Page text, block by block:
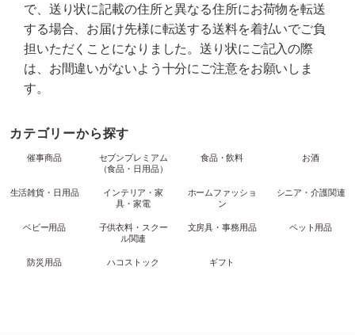
で、送り状に記載の住所と異なる住所にお荷物を転送
する場合、お届け先様に転送する送料を着払いでご負
担いただくことになりました。送り状にご記入の際
は、お間違いがないよう十分にご注意をお願いしま
す。
カテゴリーから探す
催事商品
セブンプレミアム
（食品・日用品）
食品・飲料 お酒
生活雑貨・日用品
インテリア・家
具・家電
ホームファッショ
ン
シニア・介護関連
ベビー用品
子供衣料・スクー
ル関連
文房具・事務用品 ペット用品
防災用品 ハコストック ギフト